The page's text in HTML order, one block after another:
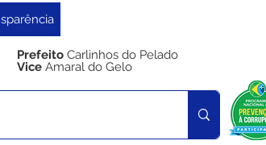
Prefeito Carlinhos do Pelado
Vice Amaral do Gelo